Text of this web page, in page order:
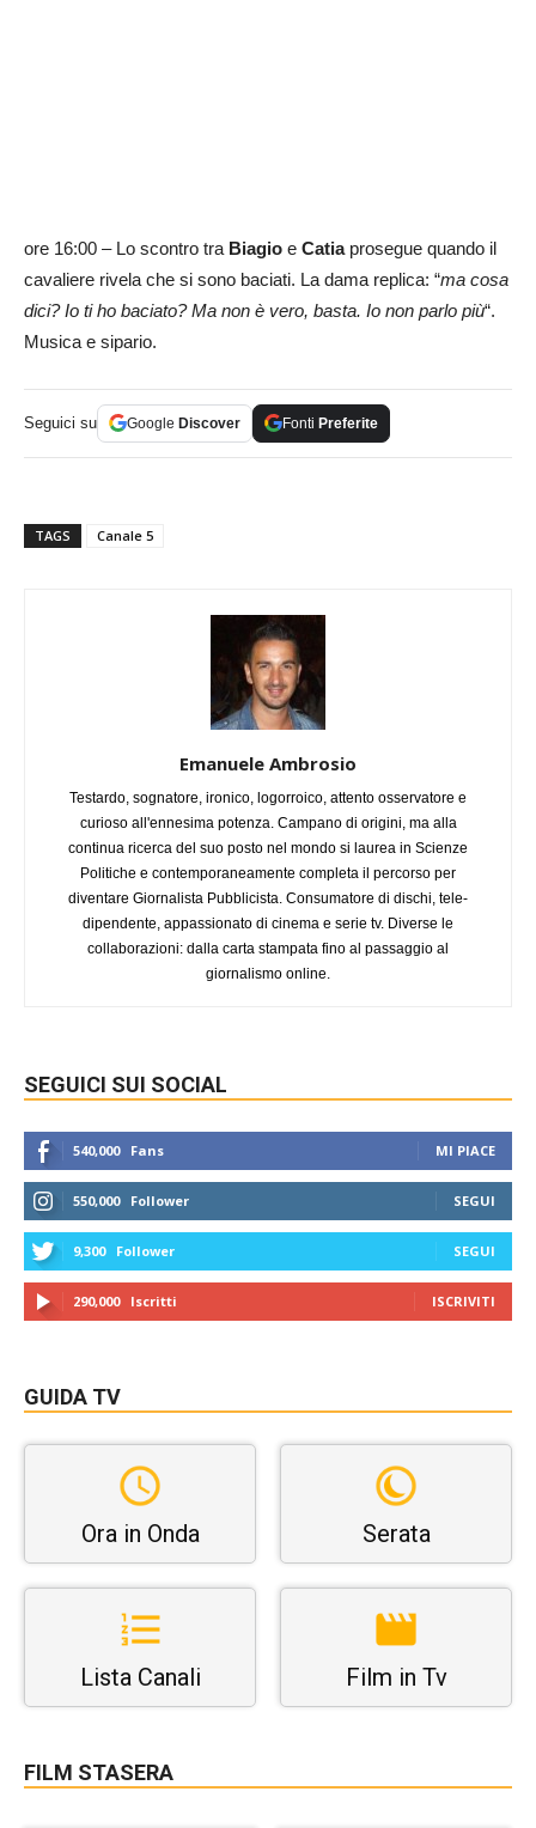
ore 16:00 – Lo scontro tra Biagio e Catiaprosegue quando il
cavaliere rivela che si sono baciati. La dama replica: “ma cosa
dici? Io ti ho baciato? Ma non è vero, basta. Io non parlo più“.
Musica e sipario.
Seguici su Google Discover Fonti Preferite
TAGS Canale 5
Emanuele Ambrosio
Testardo, sognatore, ironico, logorroico, attento osservatore e
curioso all'ennesima potenza. Campano di origini, ma alla
continua ricerca del suo posto nel mondo si laurea in Scienze
Politiche e contemporaneamente completa il percorso per
diventare Giornalista Pubblicista. Consumatore di dischi, tele-
dipendente, appassionato di cinema e serie tv. Diverse le
collaborazioni: dalla carta stampata fino al passaggio al
giornalismo online.
SEGUICI SUI SOCIAL
540,000 Fans MI PIACE
550,000 Follower SEGUI
9,300 Follower SEGUI
290,000 Iscritti ISCRIVITI
GUIDA TV
Ora in Onda Serata
Lista Canali Film in Tv
FILM STASERA